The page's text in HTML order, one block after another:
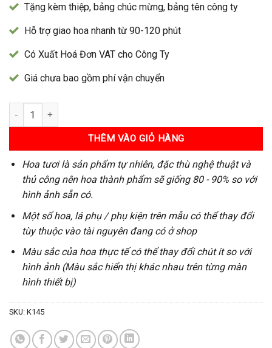
Tặng kèm thiệp, bảng chúc mừng, bảng tên công ty
Hỗ trợ giao hoa nhanh từ 90-120 phút
Có Xuất Hoá Đơn VAT cho Công Ty
Giá chưa bao gồm phí vận chuyển
Kệ Hoa 145 số lượng
THÊM VÀO GIỎ HÀNG
Hoa tươi là sản phẩm tự nhiên, đặc thù nghệ thuật và
thủ công nên hoa thành phẩm sẽ giống 80 - 90% so với
hình ảnh sẵn có.
Một số hoa, lá phụ / phụ kiện trên mẫu có thể thay đổi
tùy thuộc vào tài nguyên đang có ở shop
Màu sắc của hoa thực tế có thể thay đổi chút ít so với
hình ảnh (Màu sắc hiển thị khác nhau trên từng màn
hình thiết bị)
SKU: K145